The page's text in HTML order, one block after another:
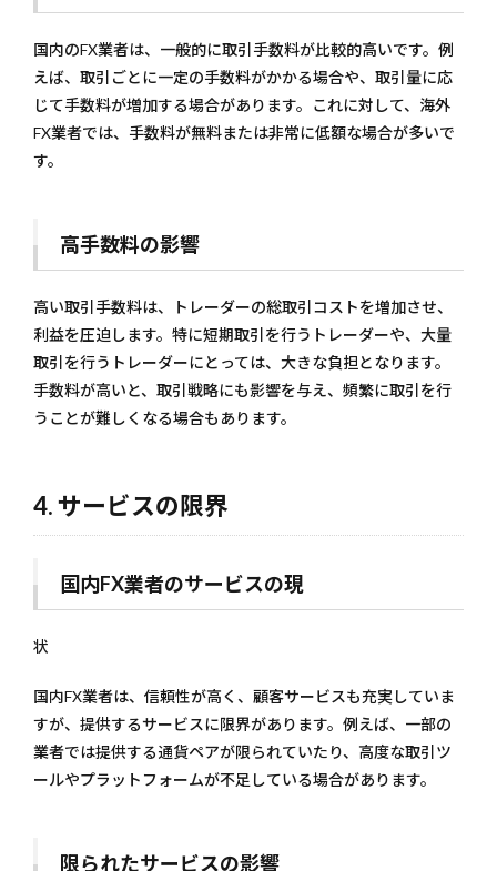
国内のFX業者は、一般的に取引手数料が比較的高いです。例
えば、取引ごとに一定の手数料がかかる場合や、取引量に応
じて手数料が増加する場合があります。これに対して、海外
FX業者では、手数料が無料または非常に低額な場合が多いで
す。
高手数料の影響
高い取引手数料は、トレーダーの総取引コストを増加させ、
利益を圧迫します。特に短期取引を行うトレーダーや、大量
取引を行うトレーダーにとっては、大きな負担となります。
手数料が高いと、取引戦略にも影響を与え、頻繁に取引を行
うことが難しくなる場合もあります。
4. サービスの限界
国内FX業者のサービスの現
状
国内FX業者は、信頼性が高く、顧客サービスも充実していま
すが、提供するサービスに限界があります。例えば、一部の
業者では提供する通貨ペアが限られていたり、高度な取引ツ
ールやプラットフォームが不足している場合があります。
限られたサービスの影響